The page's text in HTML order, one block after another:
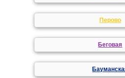
Перово
Беговая